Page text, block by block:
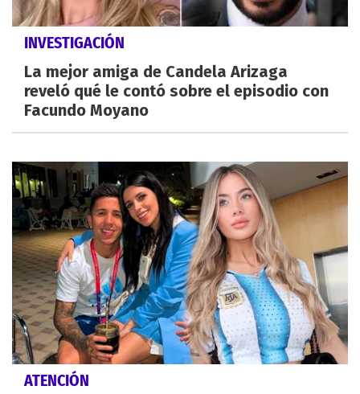
INVESTIGACIÓN
La mejor amiga de Candela Arizaga
reveló qué le contó sobre el episodio con
Facundo Moyano
ATENCIÓN